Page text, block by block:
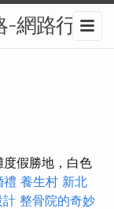
-網路行銷
假勝地，白色
禮 養生村 新北
計 整骨院的奇妙